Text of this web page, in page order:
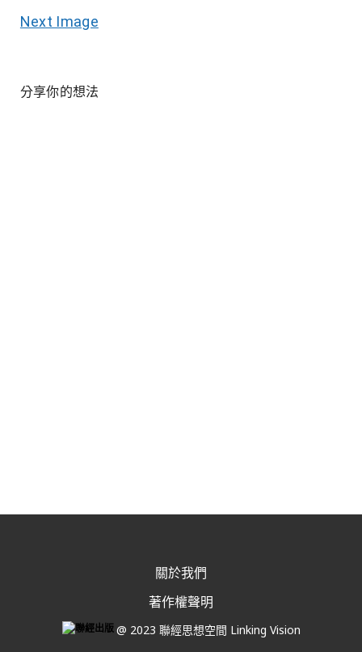
Next Image
分享你的想法
關於我們
著作權聲明
@ 2023 聯經思想空間 Linking Vision